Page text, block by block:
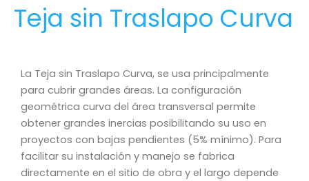
Teja sin Traslapo Curva
La Teja sin Traslapo Curva, se usa principalmente
para cubrir grandes áreas. La configuración
geométrica curva del área transversal permite
obtener grandes inercias posibilitando su uso en
proyectos con bajas pendientes (5% mínimo). Para
facilitar su instalación y manejo se fabrica
directamente en el sitio de obra y el largo depende